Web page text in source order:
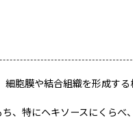
胞膜や結合組織を形成す
、特にヘキソースにくらべ